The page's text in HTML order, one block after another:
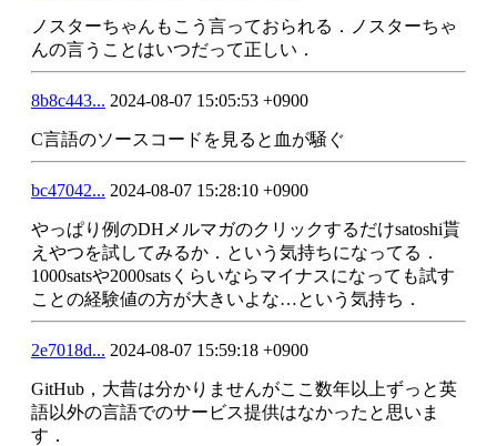
ノスターちゃんもこう言っておられる．ノスターちゃ
んの言うことはいつだって正しい．
8b8c443... 2024-08-07 15:05:53 +0900
C言語のソースコードを見ると血が騒ぐ
bc47042... 2024-08-07 15:28:10 +0900
やっぱり例のDHメルマガのクリックするだけsatoshi貰
えやつを試してみるか．という気持ちになってる．
1000satsや2000satsくらいならマイナスになっても試す
ことの経験値の方が大きいよな…という気持ち．
2e7018d... 2024-08-07 15:59:18 +0900
GitHub，大昔は分かりませんがここ数年以上ずっと英
語以外の言語でのサービス提供はなかったと思いま
す．